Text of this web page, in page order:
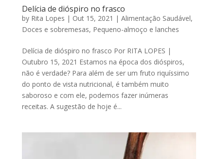
Delícia de dióspiro no frasco
by Rita Lopes | Out 15, 2021 | Alimentação Saudável,
Doces e sobremesas, Pequeno-almoço e lanches
Delícia de dióspiro no frasco Por RITA LOPES |
Outubro 15, 2021 Estamos na época dos dióspiros,
não é verdade? Para além de ser um fruto riquíssimo
do ponto de vista nutricional, é também muito
saboroso e com ele, podemos fazer inúmeras
receitas. A sugestão de hoje é...